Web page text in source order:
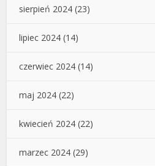
sierpień 2024 (23)
lipiec 2024 (14)
czerwiec 2024 (14)
maj 2024 (22)
kwiecień 2024 (22)
marzec 2024 (29)